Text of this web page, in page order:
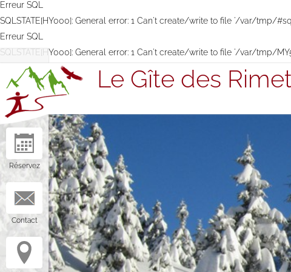
Erreur SQL
SQLSTATE[HY000]: General error: 1 Can't create/write to file '/var/tmp/
Erreur SQL
SQLSTATE[HY000]: General error: 1 Can't create/write to file '/var/tmp/
Le Gîte des
The gîte des
Rimets
General
information
The bedrooms
and the
dormitory
Meals
Welcome in
stopover
accommodation
Services and
equipment
Availability
Booking
en
éco-
Menu
Réservez
Contact